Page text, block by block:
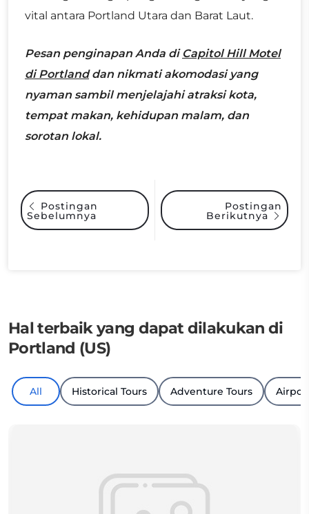
vital antara Portland Utara dan Barat Laut.
Pesan penginapan Anda di Capitol Hill Motel
di Portlanddan nikmati akomodasi yang
nyaman sambil menjelajahi atraksi kota,
tempat makan, kehidupan malam, dan
sorotan lokal.
Postingan
Berikutnya
Postingan
Sebelumnya
Hal terbaik yang dapat dilakukan di
Portland (US)
All Historical Tours Adventure Tours